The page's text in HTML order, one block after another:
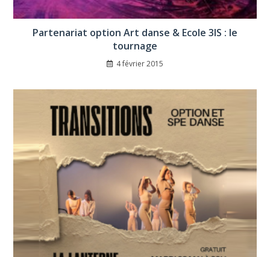
Partenariat option Art danse & Ecole 3IS : le
tournage
4 février 2015